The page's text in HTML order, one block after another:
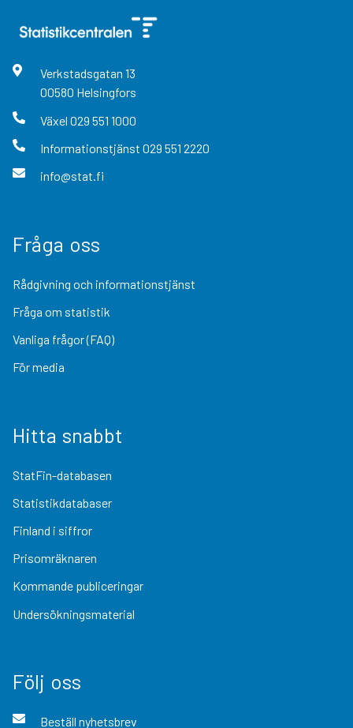
Verkstadsgatan 13
00580 Helsingfors
Växel 029 551 1000
Informationstjänst 029 551 2220
info@stat.fi
Fråga oss
Rådgivning och informationstjänst
Fråga om statistik
Vanliga frågor (FAQ)
För media
Hitta snabbt
StatFin-databasen
Statistikdatabaser
Finland i siffror
Prisomräknaren
Kommande publiceringar
Undersökningsmaterial
Följ oss
Beställ nyhetsbrev